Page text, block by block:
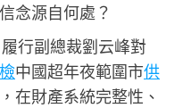
念源自何處？
行副總裁劉云峰對
中國超年夜範圍市供
在財產系統完整性、